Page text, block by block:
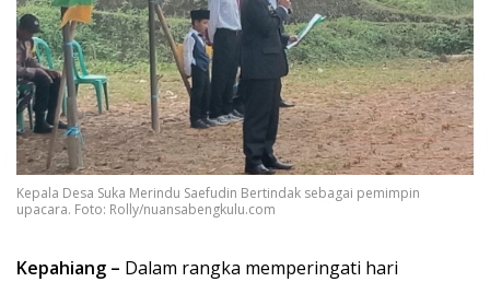
Kepala Desa Suka Merindu Saefudin Bertindak sebagai pemimpin
upacara. Foto: Rolly/nuansabengkulu.com
Kepahiang – Dalam rangka memperingati hari